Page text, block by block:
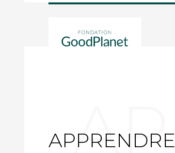
APPRENDRE